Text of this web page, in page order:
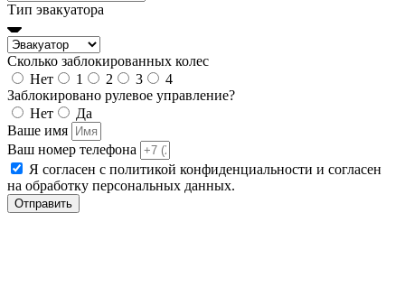
Тип эвакуатора
Сколько заблокированных колес
Нет
1 2 3
4
Заблокировано рулевое управление?
Нет
Да
Ваше имя
Ваш номер телефона
Я согласен с политикой конфиденциальности и согласен
на обработку персональных данных.
Отправить